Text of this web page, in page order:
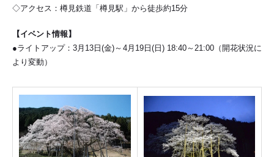
◇アクセス：樽見鉄道「樽見駅」から徒歩約15分
【イベント情報】
●ライトアップ：3月13日(金)～4月19日(日) 18:40～21:00（開花状況に
より変動）